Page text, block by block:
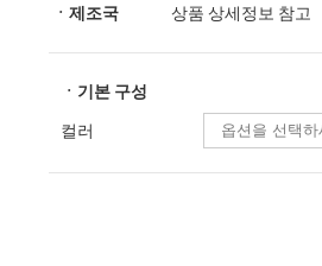
ㆍ제조국 상품 상세정보 참고
ㆍ기본 구성
컬러